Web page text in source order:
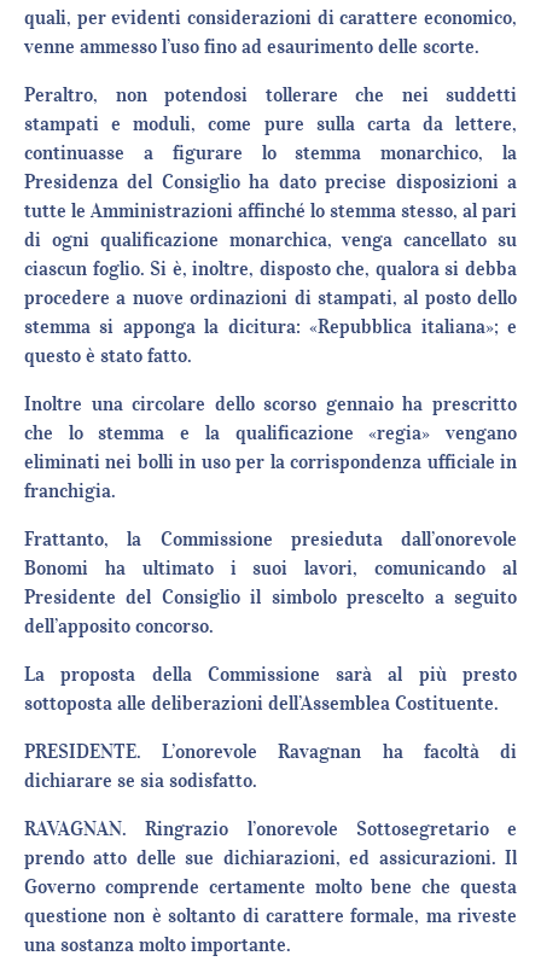
quali, per evidenti considerazioni di carattere economico,
venne ammesso l’uso fino ad esaurimento delle scorte.
Peraltro, non potendosi tollerare che nei suddetti
stampati e moduli, come pure sulla carta da lettere,
continuasse a figurare lo stemma monarchico, la
Presidenza del Consiglio ha dato precise disposizioni a
tutte le Amministrazioni affinché lo stemma stesso, al pari
di ogni qualificazione monarchica, venga cancellato su
ciascun foglio. Si è, inoltre, disposto che, qualora si debba
procedere a nuove ordinazioni di stampati, al posto dello
stemma si apponga la dicitura: «Repubblica italiana»; e
questo è stato fatto.
Inoltre una circolare dello scorso gennaio ha prescritto
che lo stemma e la qualificazione «regia» vengano
eliminati nei bolli in uso per la corrispondenza ufficiale in
franchigia.
Frattanto, la Commissione presieduta dall’onorevole
Bonomi ha ultimato i suoi lavori, comunicando al
Presidente del Consiglio il simbolo prescelto a seguito
dell’apposito concorso.
La proposta della Commissione sarà al più presto
sottoposta alle deliberazioni dell’Assemblea Costituente.
PRESIDENTE. L’onorevole Ravagnan ha facoltà di
dichiarare se sia sodisfatto.
RAVAGNAN. Ringrazio l’onorevole Sottosegretario e
prendo atto delle sue dichiarazioni, ed assicurazioni. Il
Governo comprende certamente molto bene che questa
questione non è soltanto di carattere formale, ma riveste
una sostanza molto importante.